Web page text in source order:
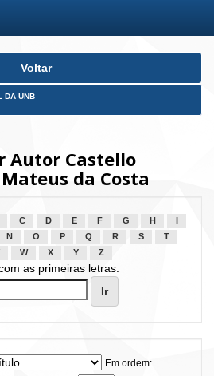
Voltar
DA UNB
Autor Castello
da Costa
C D E F G H
N O P Q R S
T
W X Y Z
as primeiras letras:
Em ordem: